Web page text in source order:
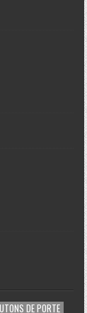
DE PORTE